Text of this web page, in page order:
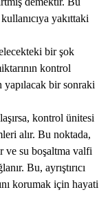
yakıttaki
bir şok
kontrol
yapılacak bir sonraki
kontrol ünitesi
alır. Bu noktada,
ve su boşaltma valfi
Bu, ayrıştırıcı
korumak için hayati